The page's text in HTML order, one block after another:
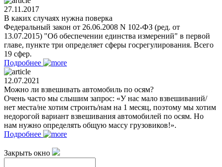
27.11.2017
В каких случаях нужна поверка
Федеральный закон от 26.06.2008 N 102-ФЗ (ред. от
13.07.2015) "Об обеспечении единства измерений" в первой
главе, пункте три определяет сферы госрегулирования. Всего
19 сфер.
Подробнее
12.07.2021
Можно ли взвешивать автомобиль по осям?
Очень часто мы слышим запрос: «У нас мало взвешиваний/
нет места/не хотим строить/нам на 1 месяц, поэтому мы хотим
недорогой вариант взвешивания автомобилей по осям. Но
нам нужно определять общую массу грузовиков!».
Подробнее
Закрыть окно